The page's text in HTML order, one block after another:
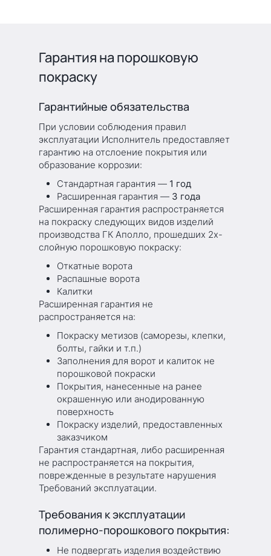
Гарантия на порошковую
покраску
Гарантийные обязательства
При условии соблюдения правил
эксплуатации Исполнитель предоставляет
гарантию на отслоение покрытия или
образование коррозии:
Стандартная гарантия — 1 год
Расширенная гарантия — 3 года
Расширенная гарантия распространяется
на покраску следующих видов изделий
производства ГК Аполло, прошедших 2х-
слойную порошковую покраску:
Откатные ворота
Распашные ворота
Калитки
Расширенная гарантия не
распространяется на:
Покраску метизов (саморезы, клепки,
болты, гайки и т.п.)
Заполнения для ворот и калиток не
порошковой покраски
Покрытия, нанесенные на ранее
окрашенную или анодированную
поверхность
Покраску изделий, предоставленных
заказчиком
Гарантия стандартная, либо расширенная
не распространяется на покрытия,
поврежденные в результате нарушения
Требований эксплуатации.
Требования к эксплуатации
полимерно-порошкового покрытия:
Не подвергать изделия воздействию